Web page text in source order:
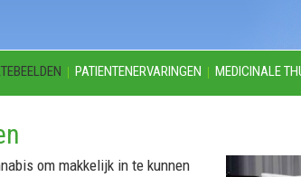
PATIENTENERVARINGEN MEDICINALE
om makkelijk in te kunnen